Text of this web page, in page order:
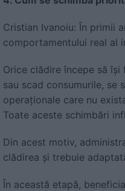
Cristian Ivanoiu: În primii
comportamentului real al
Orice clădire începe să
sau scad consumurile, se
operaționale care nu
Toate aceste schimbări
Din acest motiv,
clădirea și trebuie
În această etapă,